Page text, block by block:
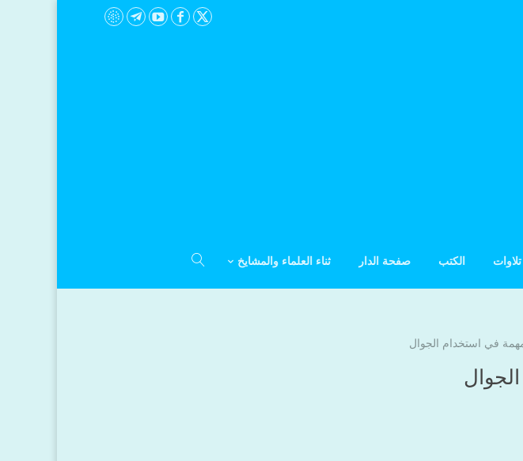
تلاوات الكتب صفحة الدار ثناء العلماء والمشايخ
في استخدام الجوال